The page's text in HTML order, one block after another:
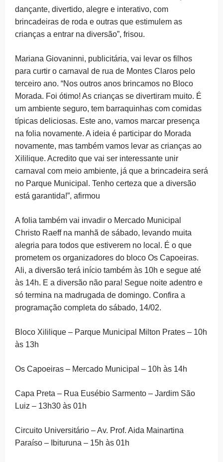
dançante, divertido, alegre e interativo, com
brincadeiras de roda e outras que estimulem as
crianças a entrar na diversão”, frisou.
Mariana Giovaninni, publicitária, vai levar os filhos
para curtir o carnaval de rua de Montes Claros pelo
terceiro ano. “Nos outros anos brincamos no Bloco
Morada. Foi ótimo! As crianças se divertiram muito. É
um ambiente seguro, tem barraquinhas com comidas
típicas deliciosas. Este ano, vamos marcar presença
na folia novamente. A ideia é participar do Morada
novamente, mas também vamos levar as crianças ao
Xililique. Acredito que vai ser interessante unir
carnaval com meio ambiente, já que a brincadeira será
no Parque Municipal. Tenho certeza que a diversão
está garantida!”, afirmou
A folia também vai invadir o Mercado Municipal
Christo Raeff na manhã de sábado, levando muita
alegria para todos que estiverem no local. É o que
prometem os organizadores do bloco Os Capoeiras.
Ali, a diversão terá início também às 10h e segue até
às 14h. E a diversão não para! Segue noite adentro e
só termina na madrugada de domingo. Confira a
programação completa do sábado, 14/02.
Bloco Xililique – Parque Municipal Milton Prates – 10h
às 13h
Os Capoeiras – Mercado Municipal – 10h às 14h
Capa Preta – Rua Eusébio Sarmento – Jardim São
Luiz – 13h30 às 01h
Circuito Universitário – Av. Prof. Aida Mainartina
Paraíso – Ibituruna – 15h às 01h